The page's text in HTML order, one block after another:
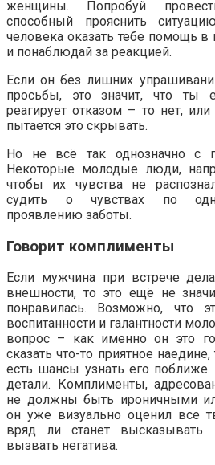
женщины. Попробуй
способный прояснить
человека оказать тебе помощь
и понаблюдай за реакцией.
Если он без лишних
просьбы, это значит, что ты
реагирует отказом – то нет,
пытается это скрывать.
Но не всё так однозначно с
Некоторые молодые люди,
чтобы их чувства не
судить о чувствах по
проявлению заботы.
Говорит комплименты
Если мужчина при встрече
внешности, то это ещё не
понравилась. Возможно, что
воспитанности и галантности
вопрос – как именно он это
сказать что-то приятное
есть шансы узнать его
детали. Комплименты,
не должны быть ироничными
он уже визуально оценил все
вряд ли станет высказывать
вызвать негатива.